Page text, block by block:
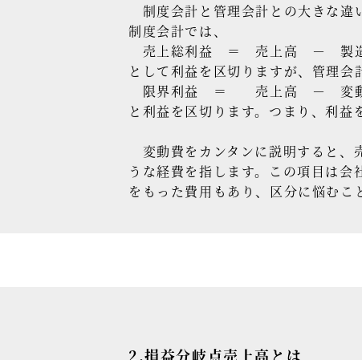
制度会計と管理会計との大きな違
制度会計では、
売上総利益 ＝ 売上高 － 製造
として利益を区切りますが、管理会
限界利益 ＝ 売上高 － 変
と利益を区切ります。つまり、利益
変動費をカンタンに説明すると、
うな経費を指します。この項目は
をもった費用もあり、区分に悩むこ
2.損益分岐点売上高とは